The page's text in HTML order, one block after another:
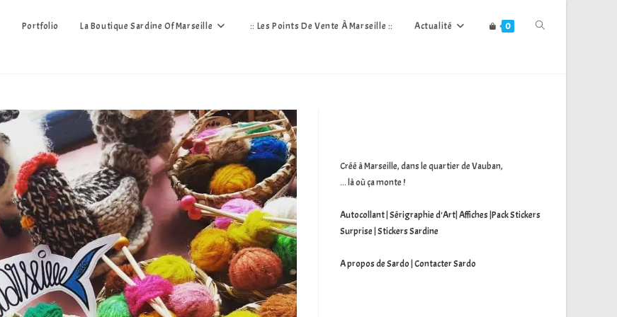
Portfolio La Boutique Sardine Of Marseille :: Les Points De Vente À Marseille :: Actualité 0 Toggle
Créé à Marseille, dans le quartier de Vauban,
... là où ça monte !
Autocollant| Sérigraphie d'Art| Affiches Pack Stickers
Surprise Stickers Sardine
A propos de Sardo Contacter Sardo